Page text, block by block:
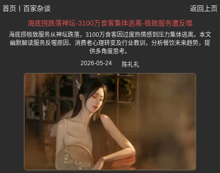
首页 百家杂谈
返回上页
海底捞跌落神坛-3100万食客集体逃离-极致服务遭反噬
海底捞极致服务从神坛跌落，3100万食客因过度热情感到压力集体逃离。本文
幽默解读服务反噬原因、消费者心理转变及行业教训，分析餐饮未来趋势，提
供多角度思考。
2026-05-24
陈礼礼